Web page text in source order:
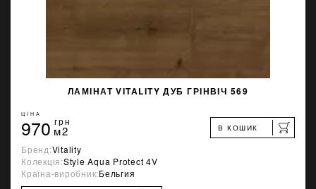
ЛАМІНАТ VITALITY ДУБ ГРІНВІЧ 569
ЦІНА
970 грн
м2 В КОШИК
Бренд:Vitality
Колекція:Style Aqua Protect 4V
Країна-виробник:Бельгия